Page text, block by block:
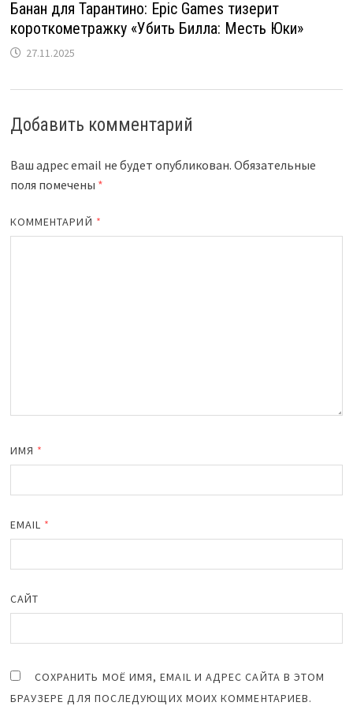
Банан для Тарантино: Epic Games тизерит
короткометражку «Убить Билла: Месть Юки»
27.11.2025
Добавить комментарий
Ваш адрес email не будет опубликован. Обязательные
поля помечены *
КОММЕНТАРИЙ *
ИМЯ *
EMAIL *
САЙТ
СОХРАНИТЬ МОЁ ИМЯ, EMAIL И АДРЕС САЙТА В ЭТОМ
БРАУЗЕРЕ ДЛЯ ПОСЛЕДУЮЩИХ МОИХ КОММЕНТАРИЕВ.